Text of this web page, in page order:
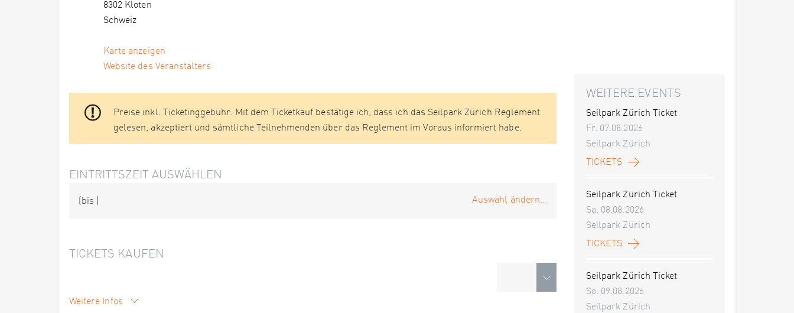
8302 Kloten
Schweiz
Karte anzeigen
Website des Veranstalters
Preise inkl. Ticketinggebühr. Mit dem Ticketkauf bestätige ich, dass ich das Seilpark Zürich Reglement
gelesen, akzeptiert und sämtliche Teilnehmenden über das Reglement im Voraus informiert habe.
EINTRITTSZEIT AUSWÄHLEN
(bis Auswahl ändern...
TICKETS KAUFEN
Weitere Infos
WEITERE EVENTS
Seilpark Zürich Ticket
Fr. 07.08.2026
Seilpark Zürich
TICKETS
Seilpark Zürich Ticket
Sa. 08.08.2026
Seilpark Zürich
TICKETS
Seilpark Zürich Ticket
So. 09.08.2026
Seilpark Zürich